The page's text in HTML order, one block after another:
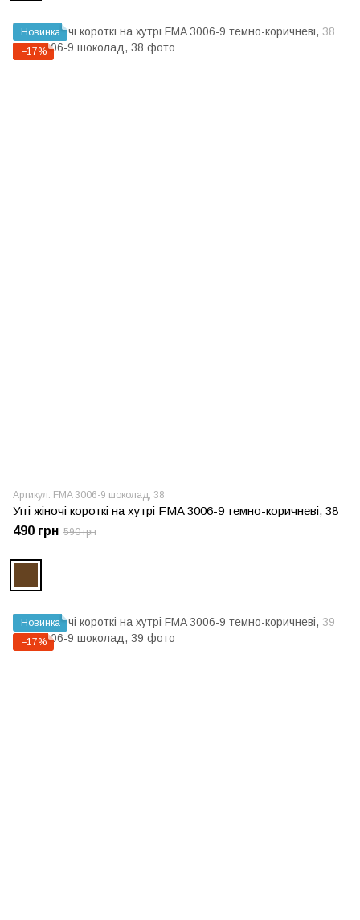
Новинка
−17%
Артикул: FMA 3006-9 шоколад, 38
Уггі жіночі короткі на хутрі FMA 3006-9 темно-коричневі, 38
490 грн 590 грн
Новинка
−17%